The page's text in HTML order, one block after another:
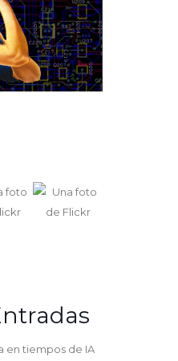
en tiempos de IA